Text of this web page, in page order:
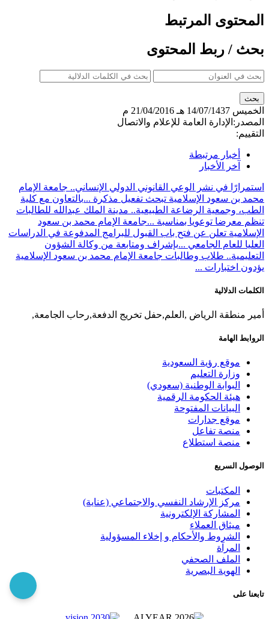
المحتوى المرتبط
بحث / ربط المحتوى
الخميس 14/07/1437 هـ
21/04/2016 م
المصدر: الإدارة العامة للإعلام والاتصال
التقييم:
أخبار مرتبطة
آخر الأخبار
استمرارًا في نشر الوعي القانوني الدولي الإنساني.. جامعة الإمام
محمد بن سعود الإسلامية تبحث تفعيل مذكرة ...بالتعاون مع كلية
الطب، وجمعية الرضاعة الطبيعية.. مدينة الملك عبدالله للطالبات
تنظم معرضا توعويا بمناسبة ...جامعة الإمام محمد بن سعود
الإسلامية تعلن عن فتح باب القبول للبرامج المدفوعة في الدراسات
العليا للعام الجامعي ...بإشراف ومتابعة من وكالة الشؤون
التعليمية.. طلاب وطالبات جامعة الإمام محمد بن سعود الإسلامية
يؤدون اختبارات ...
الكلمات الدلالية
أمير منطقة الرياض ,العلم,حفل تخريج الدفعة,رحاب الجامعة,
الروابط الهامة
موقع رؤية السعودية
وزارة التعليم
البوابة الوطنية (سعودي)
هيئة الحكومة الرقمية
البيانات المفتوحة
موقع جدارات
منصة تفاعل
منصة استطلاع
الوصول السريع
المكتبات
مركز الإرشاد النفسي والاجتماعي (عناية)
المشاركة الإلكترونية
ميثاق العملاء
الشروط والأحكام و إخلاء المسؤولية
المرآة
الملف الصحفي
الهوية البصرية
تابعنا على